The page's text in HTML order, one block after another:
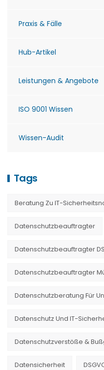
Praxis & Fälle
Hub-Artikel
Leistungen & Angebote
ISO 9001 Wissen
Wissen-Audit
Tags
Beratung Zu IT-
Datenschutzbeauftragter
Datenschutzbeauftragter
Datenschutzbeauftragter
Datenschutzberatung Für
Datenschutz Und IT-
Datenschutzverstöße &
Datensicherheit